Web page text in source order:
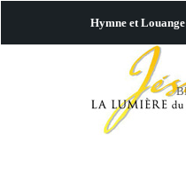
Hymne et Louange